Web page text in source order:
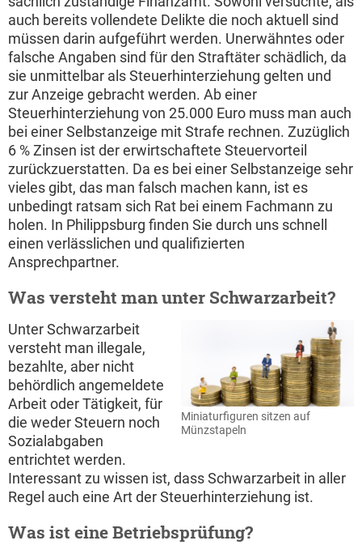
auch bereits vollendete Delikte die noch aktuell sind
müssen darin aufgeführt werden. Unerwähntes oder
falsche Angaben sind für den Straftäter schädlich, da
sie unmittelbar als Steuerhinterziehung gelten und
zur Anzeige gebracht werden. Ab einer
Steuerhinterziehung von 25.000 Euro muss man auch
bei einer Selbstanzeige mit Strafe rechnen. Zuzüglich
6 % Zinsen ist der erwirtschaftete Steuervorteil
zurückzuerstatten. Da es bei einer Selbstanzeige sehr
vieles gibt, das man falsch machen kann, ist es
unbedingt ratsam sich Rat bei einem Fachmann zu
holen. In Philippsburg finden Sie durch uns schnell
einen verlässlichen und qualifizierten
Ansprechpartner.
Was versteht man unter Schwarzarbeit?
Miniaturfiguren sitzen auf
Münzstapeln
Unter Schwarzarbeit
versteht man illegale,
bezahlte, aber nicht
behördlich angemeldete
Arbeit oder Tätigkeit, für
die weder Steuern noch
Sozialabgaben
entrichtet werden.
Interessant zu wissen ist, dass Schwarzarbeit in aller
Regel auch eine Art der Steuerhinterziehung ist.
Was ist eine Betriebsprüfung?